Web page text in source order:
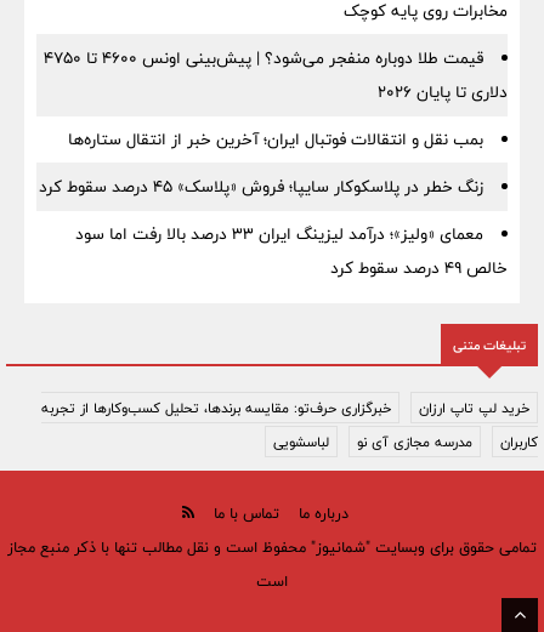
مخابرات روی پایه کوچک
قیمت طلا دوباره منفجر می‌شود؟ | پیش‌بینی اونس ۴۶۰۰ تا ۴۷۵۰
دلاری تا پایان ۲۰۲۶
بمب نقل‌ و انتقالات فوتبال ایران؛ آخرین خبر از انتقال ستاره‌ها
زنگ خطر در پلاسکوکار سایپا؛ فروش «پلاسک» ۴۵ درصد سقوط کرد
معمای «ولیز»؛ درآمد لیزینگ ایران ۳۳ درصد بالا رفت اما سود
خالص ۴۹ درصد سقوط کرد
تبلیغات متنی
خرید لپ تاپ ارزان
خبرگزاری حرف‌تو: مقایسه برندها، تحلیل کسب‌وکارها از تجربه
کاربران
مدرسه مجازی آی نو لباسشویی
درباره ما
تماس با ما
تمامی حقوق برای وبسایت "شمانیوز" محفوظ است و نقل مطالب تنها با ذکر منبع مجاز
است